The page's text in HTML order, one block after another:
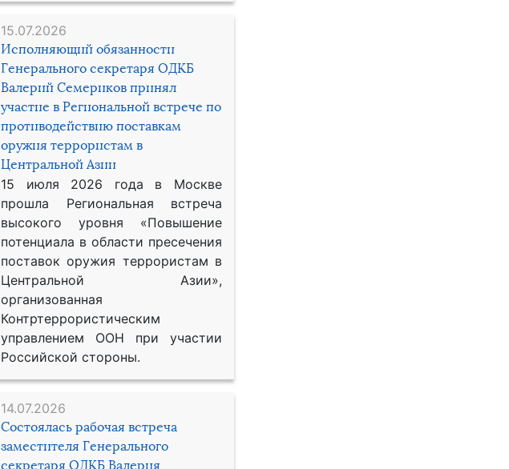
15.07.2026
Исполняющий обязанности
Генерального секретаря ОДКБ
Валерий Семериков принял
участие в Региональной встрече по
противодействию поставкам
оружия террористам в
Центральной Азии
15 июля 2026 года в Москве
прошла Региональная встреча
высокого уровня «Повышение
потенциала в области пресечения
поставок оружия террористам в
Центральной Азии»,
организованная
Контртеррористическим
управлением ООН при участии
Российской стороны.
14.07.2026
Состоялась рабочая встреча
заместителя Генерального
секретаря ОДКБ Валерия